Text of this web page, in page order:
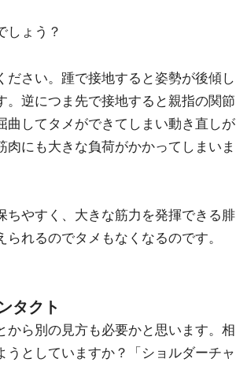
しょう？
さい。踵で接地すると姿勢が後傾し
逆につま先で接地すると親指の関節
曲してタメができてしまい動き直しが
にも大きな負荷がかかってしまいま
ちやすく、大きな筋力を発揮できる腓
れるのでタメもなくなるのです。
タクト
から別の見方も必要かと思います。相
としていますか？「ショルダーチャ